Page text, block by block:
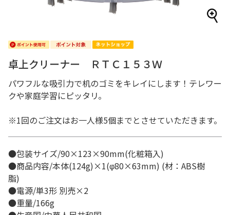
卓上クリーナー ＲＴＣ１５３Ｗ
パワフルな吸引力で机のゴミをキレイにします！テレワー
クや家庭学習にピッタリ。
※1回のご注文はお一人様5個までとさせていただきます。
●包装サイズ/90×123×90mm(化粧箱入)
●商品内容/本体(124g)×1(φ80×63mm) (材：ABS樹
脂)
●電源/単3形 別売×2
●重量/166g